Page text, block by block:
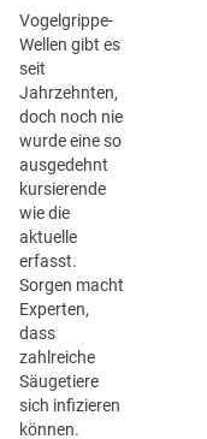
Vogelgrippe-
Wellen gibt es
seit
Jahrzehnten,
doch noch nie
wurde eine so
ausgedehnt
kursierende
wie die
aktuelle
erfasst.
Sorgen macht
Experten,
dass
zahlreiche
Säugetiere
sich infizieren
können.